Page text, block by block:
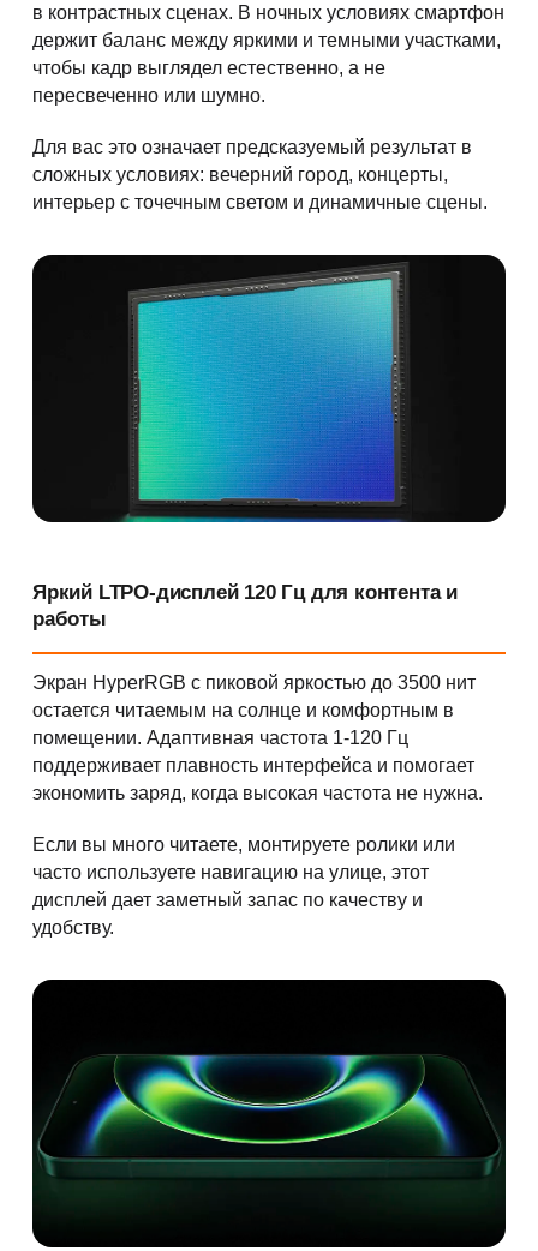
в контрастных сценах. В ночных условиях смартфон
держит баланс между яркими и темными участками,
чтобы кадр выглядел естественно, а не
пересвеченно или шумно.
Для вас это означает предсказуемый результат в
сложных условиях: вечерний город, концерты,
интерьер с точечным светом и динамичные сцены.
Яркий LTPO-дисплей 120 Гц для контента и
работы
Экран HyperRGB с пиковой яркостью до 3500 нит
остается читаемым на солнце и комфортным в
помещении. Адаптивная частота 1-120 Гц
поддерживает плавность интерфейса и помогает
экономить заряд, когда высокая частота не нужна.
Если вы много читаете, монтируете ролики или
часто используете навигацию на улице, этот
дисплей дает заметный запас по качеству и
удобству.